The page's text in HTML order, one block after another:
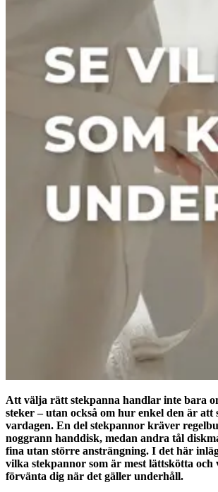
Att välja rätt stekpanna handlar inte bara
steker – utan också om hur enkel den är att
vardagen. En del stekpannor kräver
noggrann handdisk, medan andra tål
fina utan större ansträngning. I det här
vilka stekpannor som är mest lättskötta och
förvänta dig när det gäller underhåll.